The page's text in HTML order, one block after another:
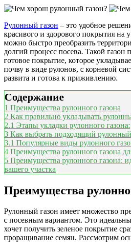
Рулонный газон – это удобное
красивого и здорового покрытия на
можно быстро преобразить
долгий процесс посева. Такой газон
готовое покрытие, которое
почву в виде рулонов, с корневой
развита и готова к приживлению.
Содержание
1 Преимущества рулонного газона
2 Как правильно укладывать
2.1 Этапы укладки рулонного газона:
3 Как выбрать подходящий рулонный
3.1 Популярные виды рулонного
4 Преимущества рулонного газона
5 Преимущества рулонного газона:
вашего участка
Преимущества
Рулонный газон имеет множество
с посевным вариантом. Это
хочет получить зеленое покрытие
проращивание семян. Рассмотрим